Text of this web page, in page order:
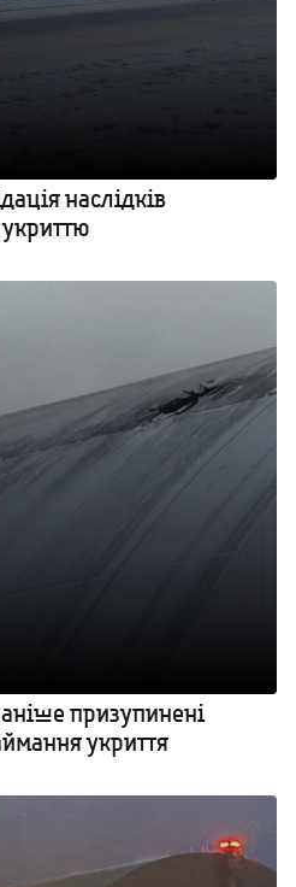
наслідків
призупинені
укриття